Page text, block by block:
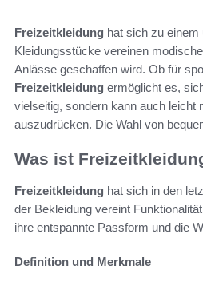
Freizeitkleidung hat sich zu
Kleidungsstücke vereinen
Anlässe geschaffen wird. Ob für
Freizeitkleidung ermöglicht es,
vielseitig, sondern kann auch leicht
auszudrücken. Die Wahl von
Was ist
Freizeitkleidung hat sich in den
der Bekleidung vereint
ihre entspannte Passform und die
Definition und Merkmale